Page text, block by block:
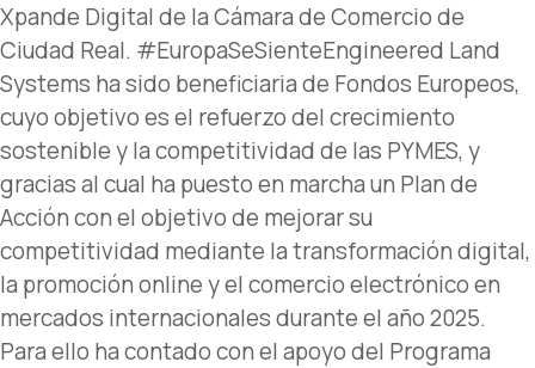
Xpande Digital de la Cámara de Comercio de
Ciudad Real. #EuropaSeSienteEngineered Land
Systems ha sido beneficiaria de Fondos Europeos,
cuyo objetivo es el refuerzo del crecimiento
sostenible y la competitividad de las PYMES, y
gracias al cual ha puesto en marcha un Plan de
Acción con el objetivo de mejorar su
competitividad mediante la transformación digital,
la promoción online y el comercio electrónico en
mercados internacionales durante el año 2025.
Para ello ha contado con el apoyo del Programa